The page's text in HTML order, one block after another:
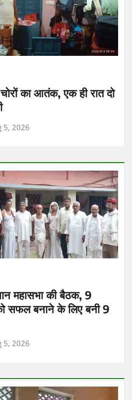
का आतंक, एक ही रात दो
5, 2026
महासभा की बैठक, 9
सफल बनाने के लिए बनी 9
5, 2026